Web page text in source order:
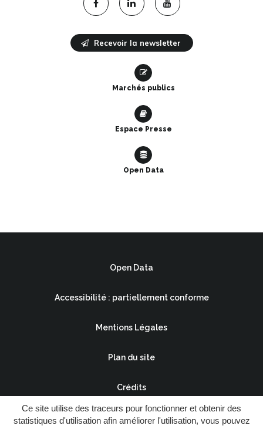
Ce site utilise des traceurs pour fonctionner et obtenir des
statistiques d'utilisation afin améliorer l'utilisation, vous pouvez
Lien
le
compte
Lien
le
compte
Lien
la
chaîne
Recevoir la newsletter
Marchés publics
Espace Presse
Open Data
Open Data
Accessibilité : partiellement conforme
Mentions Légales
Plan du site
Crédits